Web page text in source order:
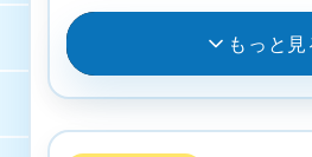
料金
もっと見